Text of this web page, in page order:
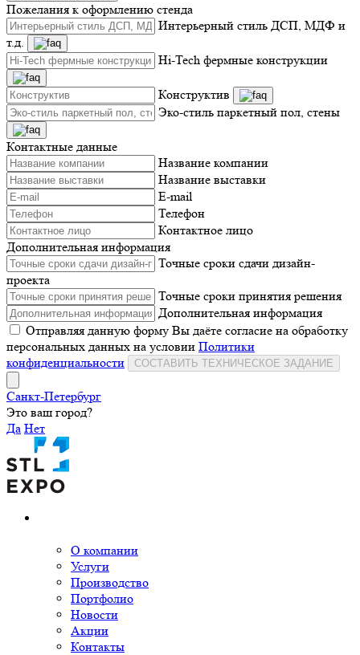
Пожелания к оформлению стенда
Интерьерный стиль ДСП, МДФ и
т.д.
Hi-Tech фермные конструкции
Конструктив
Эко-стиль паркетный пол, стены
Контактные данные
Название компании
Название выставки
E-mail
Телефон
Контактное лицо
Дополнительная информация
Точные сроки сдачи дизайн-
проекта
Точные сроки принятия решения
Дополнительная информация
Отправляя данную форму Вы даёте согласие на обработку
персональных данных на условии Политики
конфиденциальности
СОСТАВИТЬ ТЕХНИЧЕСКОЕ ЗАДАНИЕ
Санкт-Петербург
Это ваш город?
Да Нет
О компании
Услуги
Производство
Портфолио
Новости
Акции
Контакты